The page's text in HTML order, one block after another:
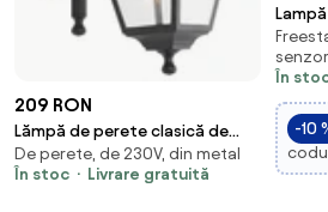
209 RON
Lămpă de perete clasică de
exterior neagră IP44 - Berta
De perete, de 230V, din metal
În stoc
Livrare gratuită
3000/
În
-10